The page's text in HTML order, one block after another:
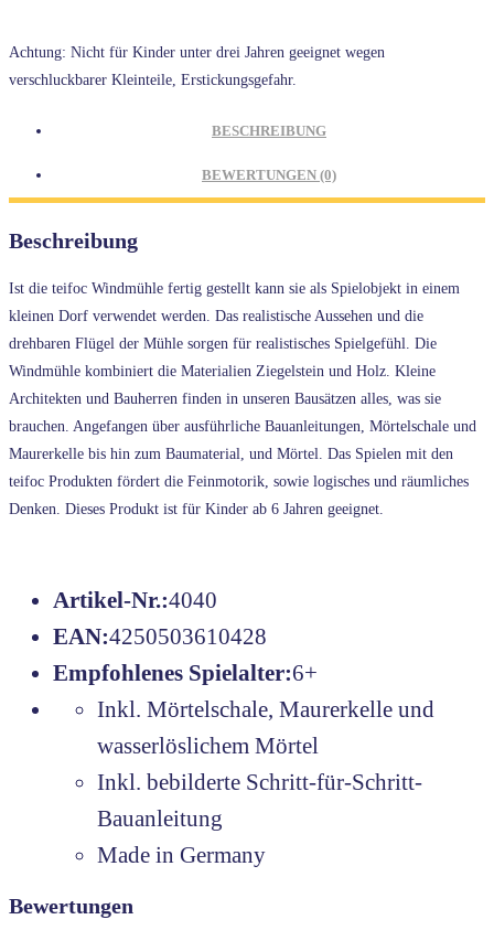
Menge
Achtung: Nicht für Kinder unter drei Jahren geeignet wegen
verschluckbarer Kleinteile, Erstickungsgefahr.
BESCHREIBUNG
BEWERTUNGEN (0)
Beschreibung
Ist die teifoc Windmühle fertig gestellt kann sie als Spielobjekt in einem
kleinen Dorf verwendet werden. Das realistische Aussehen und die
drehbaren Flügel der Mühle sorgen für realistisches Spielgefühl. Die
Windmühle kombiniert die Materialien Ziegelstein und Holz. Kleine
Architekten und Bauherren finden in unseren Bausätzen alles, was sie
brauchen. Angefangen über ausführliche Bauanleitungen, Mörtelschale und
Maurerkelle bis hin zum Baumaterial, und Mörtel. Das Spielen mit den
teifoc Produkten fördert die Feinmotorik, sowie logisches und räumliches
Denken. Dieses Produkt ist für Kinder ab 6 Jahren geeignet.
Artikel-Nr.:4040
EAN:4250503610428
Empfohlenes Spielalter:6+
Inkl. Mörtelschale, Maurerkelle und
wasserlöslichem Mörtel
Inkl. bebilderte Schritt-für-Schritt-
Bauanleitung
Made in Germany
Bewertungen